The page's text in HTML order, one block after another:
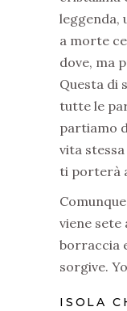
leggenda,
a morte
dove, ma
Questa di
tutte le
partiamo
vita
ti porterà
viene sete
borraccia
sorgive.
ISOLA